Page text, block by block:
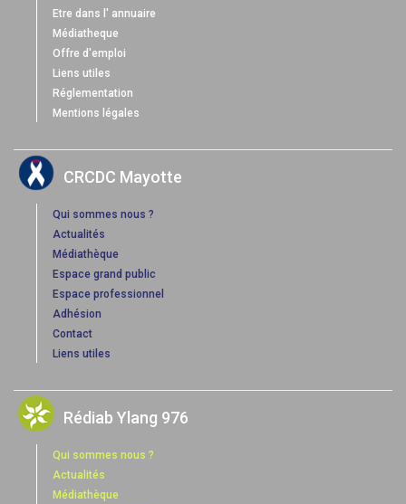
Etre dans l' annuaire
Médiatheque
Offre d'emploi
Liens utiles
Réglementation
Mentions légales
CRCDC Mayotte
Qui sommes nous ?
Actualités
Médiathèque
Espace grand public
Espace professionnel
Adhésion
Contact
Liens utiles
Rédiab Ylang 976
Qui sommes nous ?
Actualités
Médiathèque